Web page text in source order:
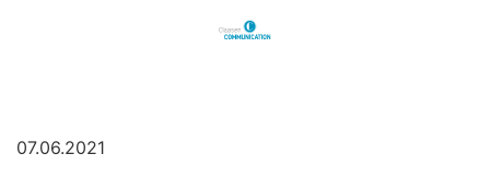
07.06.2021